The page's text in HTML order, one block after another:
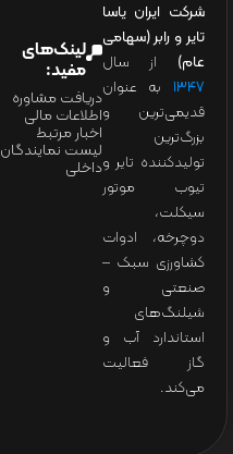
شرکت ایران یاسا
تایر و رابر (سهامی
عام) از سال
۱۳۴۷ به عنوان
قدیمی‌ترین و
بزرگ‌ترین
تولیدکننده تایر و
تیوب موتور
سیکلت،
دوچرخه، ادوات
کشاورزی سبک –
صنعتی و
شیلنگ‌های
استاندارد آب و
گاز فعالیت
می‌کند.
لینک‌های
مفید:
دریافت مشاوره
اطلاعات مالی
اخبار مرتبط
لیست نمایندگان
داخلی